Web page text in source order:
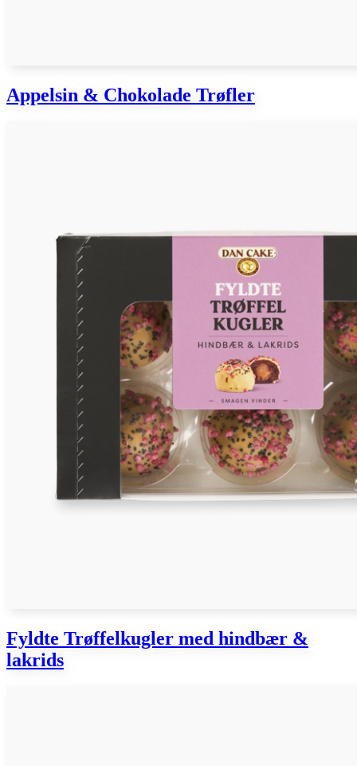
Appelsin & Chokolade Trøfler
Fyldte Trøffelkugler med hindbær &
lakrids